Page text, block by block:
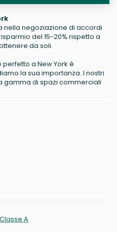
nella negoziazione di accordi
del 15-20% rispetto a
da soli.
a New York è
la sua importanza. I nostri
gamma di spazi commerciali
A